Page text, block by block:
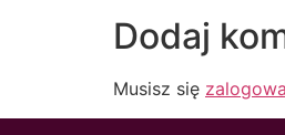
Dodaj
Musisz się